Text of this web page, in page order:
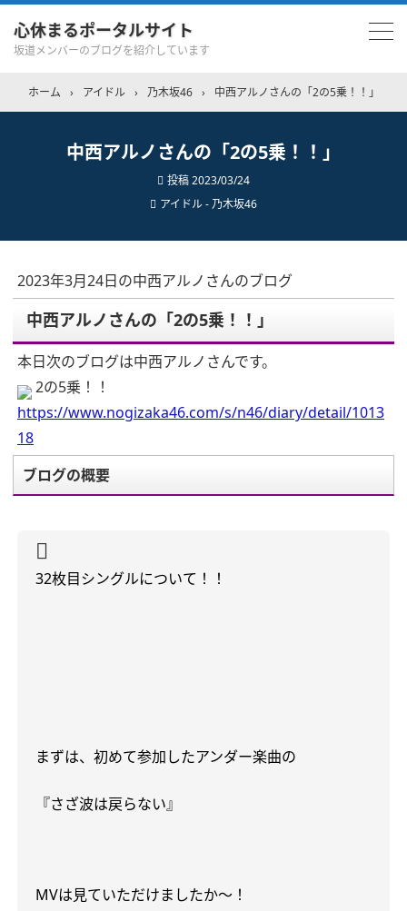
心休まるポータルサイト
坂道メンバーのブログを紹介しています
ホーム › アイドル › 乃木坂46 › 中西アルノさんの「2の5乗！！」
中西アルノさんの「2の5乗！！」
投稿2023/03/24
アイドル - 乃木坂46
2023年3月24日の中西アルノさんのブログ
中西アルノさんの「2の5乗！！」
本日次のブログは中西アルノさんです。
2の5乗！！
https://www.nogizaka46.com/s/n46/diary/detail/1013
18
ブログの概要
32枚目シングルについて！！
まずは、初めて参加したアンダー楽曲の
『さざ波は戻らない』
MVは見ていただけましたか〜！